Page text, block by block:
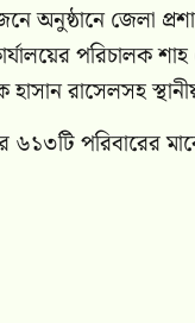
অনুষ্ঠানে জেলা
পরিচালক
রাসেলসহ
পরিবারের